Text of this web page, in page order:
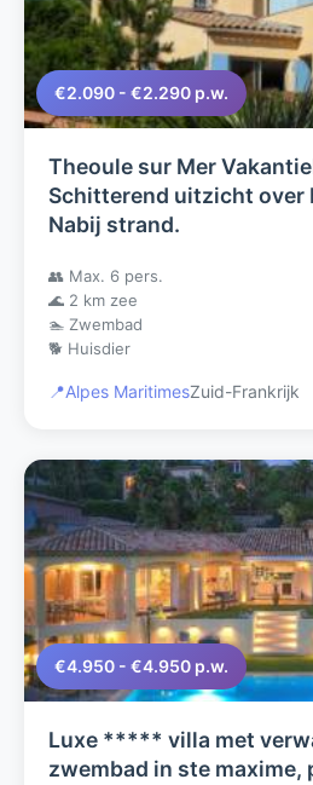
€2.090 - €2.290 p.w.
Theoule sur Mer
Schitterend uitzicht over
Nabij strand.
👥 Max. 6 pers.
🌊 2 km zee
🏊 Zwembad
🐕 Huisdier
📍Alpes MaritimesZuid-Frankrijk
€4.950 - €4.950 p.w.
Luxe ***** villa met
zwembad in ste maxime,